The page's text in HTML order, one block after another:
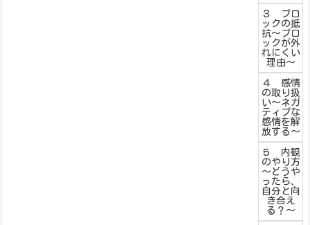
３ ブロ
ックの抵
抗～ブロ
ックが外
れにくい
理由～
４ 感情
の取り扱
い～ネガ
ティブな
感情を解
放する～
５ 内観
のやり方
～どうや
ったら、
自分と向
き合え
る？～